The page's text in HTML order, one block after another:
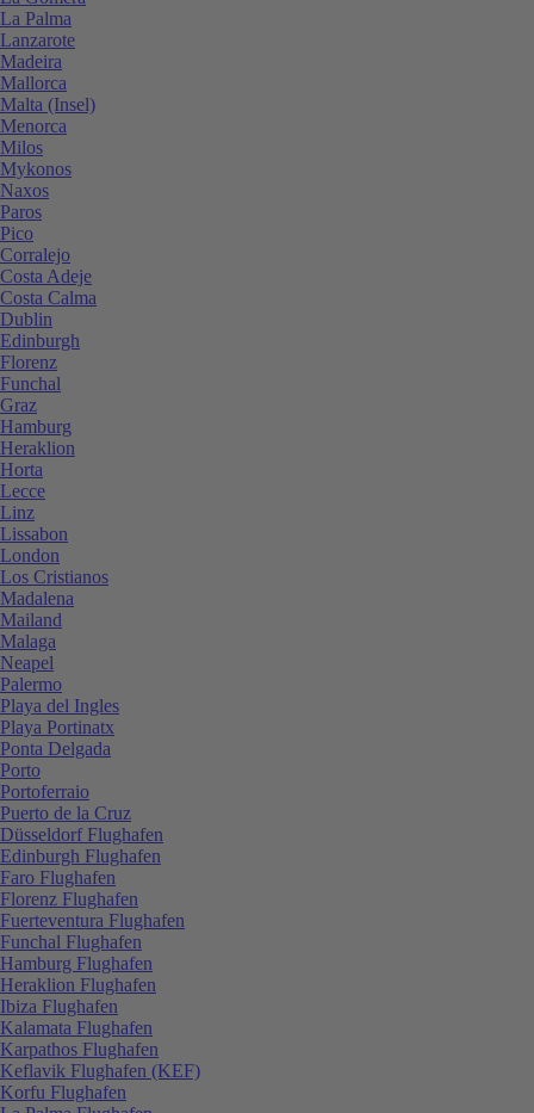
La Palma
Lanzarote
Madeira
Mallorca
Malta (Insel)
Menorca
Milos
Mykonos
Naxos
Paros
Pico
Corralejo
Costa Adeje
Costa Calma
Dublin
Edinburgh
Florenz
Funchal
Graz
Hamburg
Heraklion
Horta
Lecce
Linz
Lissabon
London
Los Cristianos
Madalena
Mailand
Malaga
Neapel
Palermo
Playa del Ingles
Playa Portinatx
Ponta Delgada
Porto
Portoferraio
Puerto de la Cruz
Düsseldorf Flughafen
Edinburgh Flughafen
Faro Flughafen
Florenz Flughafen
Fuerteventura Flughafen
Funchal Flughafen
Hamburg Flughafen
Heraklion Flughafen
Ibiza Flughafen
Kalamata Flughafen
Karpathos Flughafen
Keflavik Flughafen (KEF)
Korfu Flughafen